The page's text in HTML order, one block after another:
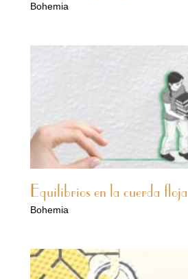
Bohemia
Equilibrios en la cuerda floja
Bohemia